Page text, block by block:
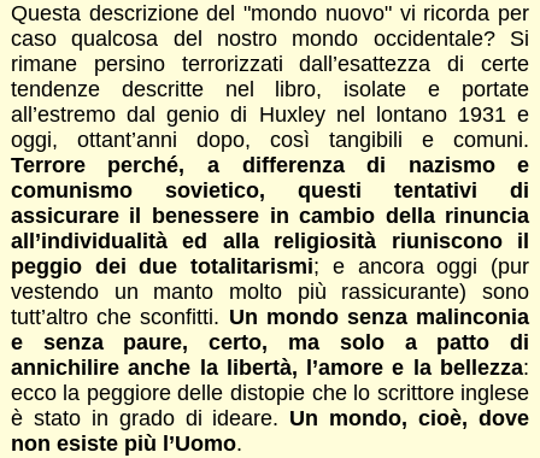
Questa descrizione del "mondo nuovo" vi ricorda per
caso qualcosa del nostro mondo occidentale? Si
rimane persino terrorizzati dall’esattezza di certe
tendenze descritte nel libro, isolate e portate
all’estremo dal genio di Huxley nel lontano 1931 e
oggi, ottant’anni dopo, così tangibili e comuni.
Terrore perché, a differenza di nazismo e
comunismo sovietico, questi
tentativi di
assicurare il benessere in cambio della rinuncia
all’individualità
ed alla religiosità riuniscono il
peggio dei due totalitarismi; e ancora oggi (pur
vestendo un manto molto più rassicurante) sono
tutt’altro che sconfitti. Un mondo senza malinconia
e senza paure, certo, ma solo a patto di
annichilire anche la libertà, l’amore e la bellezza:
ecco la peggiore delle distopie che lo scrittore inglese
è stato in grado di ideare. Un mondo, cioè, dove
non esiste più l’Uomo.